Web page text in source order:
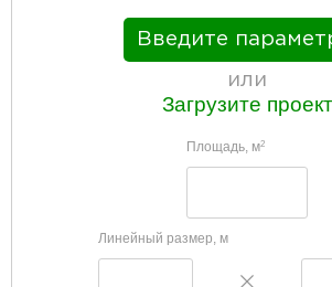
Введите
или
Загрузите проект
Площадь, м2
Линейный размер, м